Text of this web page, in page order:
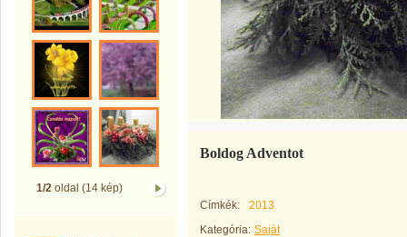
1/2oldal (14 kép)
Boldog Adventot
Címkék:
2013
Kategória: Saját